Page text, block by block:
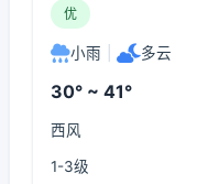
优
小雨 多云
30° ~ 41°
西风
1-3级